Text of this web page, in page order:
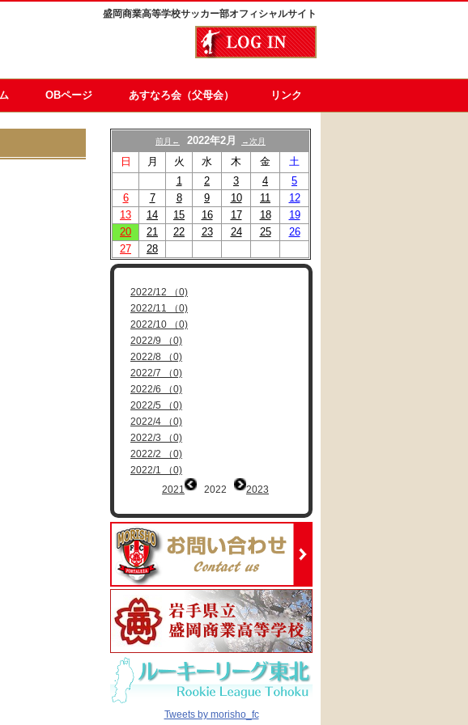
盛岡商業高等学校サッカー部オフィシャルサイト
OBページ あすなろ会（父母会） リンク
前月← 2022年2月 →次月
日 月 火 水 木 金
土
1
2 3 4
5
6
7 8 9 10 11
12
13
14 15 16 17 18
19
20
21 22 23 24 25
26
27
28
2022/12 （0)
2022/11 （0)
2022/10 （0)
2022/9 （0)
2022/8 （0)
2022/7 （0)
2022/6 （0)
2022/5 （0)
2022/4 （0)
2022/3 （0)
2022/2 （0)
2022/1 （0)
2021
2022 2023
Tweets by morisho_fc